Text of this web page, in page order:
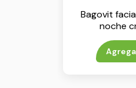
Bagovit
noche